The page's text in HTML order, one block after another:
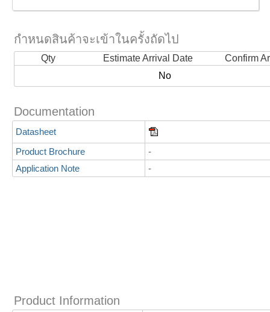
กำหนดสินค้าจะเข้าในครั้งถัดไป
Qty Estimate Arrival Date
Confirm
No
Documentation
Datasheet
Product Brochure
-
Application Note
-
Product Information